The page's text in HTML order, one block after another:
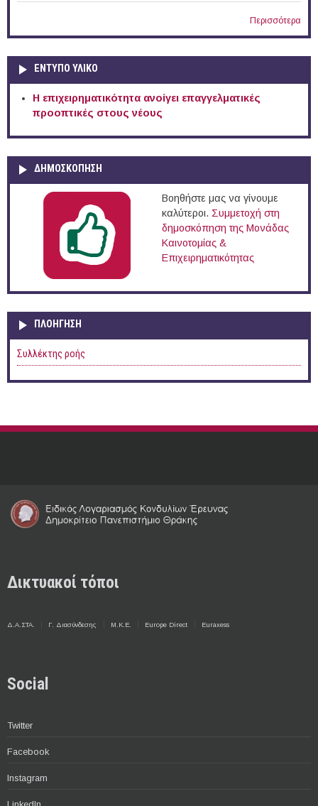
Περισσότερα
ΕΝΤΥΠΟ ΥΛΙΚΟ
Η επιχειρηματικότητα ανοίγει επαγγελματικές
προοπτικές στους νέους
ΔΗΜΟΣΚΟΠΗΣΗ
Βοηθήστε μας να γίνουμε
καλύτεροι. Συμμετοχή στη
δημοσκόπηση της Μονάδας
Καινοτομίας &
Επιχειρηματικότητας
ΠΛΟΉΓΗΣΗ
Συλλέκτης ροής
Δικτυακοί τόποι
Δ.Α.ΣΤΑ. Γ. Διασύνδεσης Μ.Κ.Ε. Europe Direct Euraxess
Social
Twitter
Facebook
Instagram